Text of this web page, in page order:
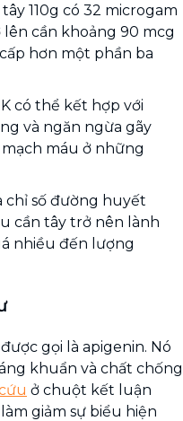
110g có 32 microgam
cần khoảng 90 mcg
hơn một phần ba
có thể kết hợp với
và ngăn ngừa gãy
máu ở những
chỉ số đường huyết
cần tây trở nên lành
nhiều đến lượng
gọi là apigenin. Nó
khuẩn và chất chống
ở chuột kết luận
giảm sự biểu hiện